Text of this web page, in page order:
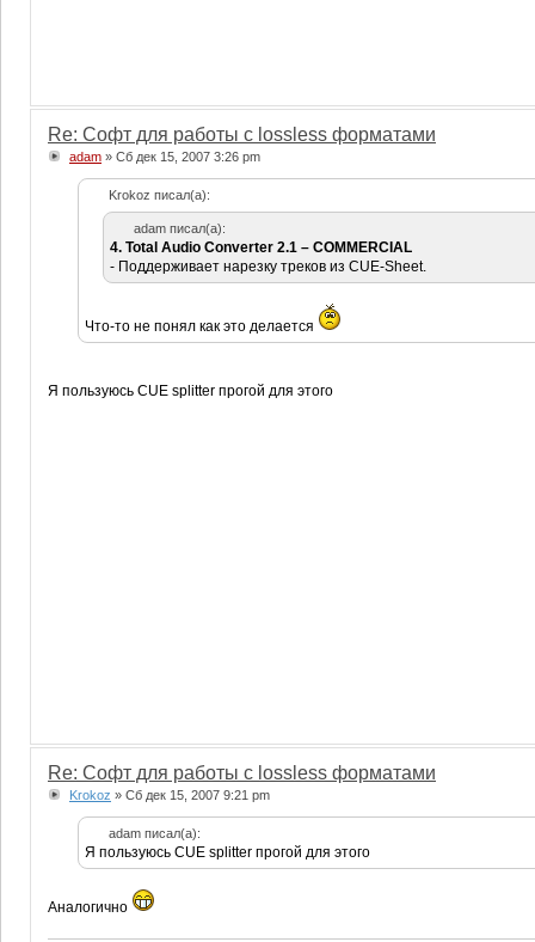
Re: Софт для работы с lossless форматами
adam » Сб дек 15, 2007 3:26 pm
Krokoz писал(а):
adam писал(а):
4. Total Audio Converter 2.1 – COMMERCIAL
- Поддерживает нарезку треков из CUE-Sheet.
Что-то не понял как это делается
Я пользуюсь CUE splitter прогой для этого
Re: Софт для работы с lossless форматами
Krokoz » Сб дек 15, 2007 9:21 pm
adam писал(а):
Я пользуюсь CUE splitter прогой для этого
Аналогично